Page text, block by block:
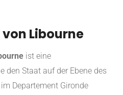
Libourne
ist eine
den Staat auf der Ebene des
Departement Gironde